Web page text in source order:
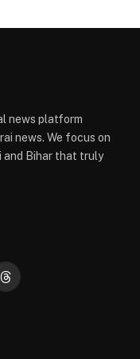
news platform
news. We focus on
and Bihar that truly
Threads